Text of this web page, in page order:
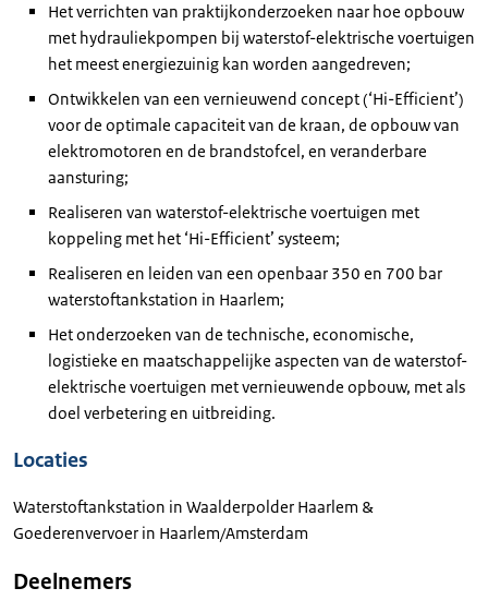
Het verrichten van praktijkonderzoeken naar hoe opbouw
met hydrauliekpompen bij waterstof-elektrische voertuigen
het meest energiezuinig kan worden aangedreven;
Ontwikkelen van een vernieuwend concept (‘Hi-Efficient’)
voor de optimale capaciteit van de kraan, de opbouw van
elektromotoren en de brandstofcel, en veranderbare
aansturing;
Realiseren van waterstof-elektrische voertuigen met
koppeling met het ‘Hi-Efficient’ systeem;
Realiseren en leiden van een openbaar 350 en 700 bar
waterstoftankstation in Haarlem;
Het onderzoeken van de technische, economische,
logistieke en maatschappelijke aspecten van de waterstof-
elektrische voertuigen met vernieuwende opbouw, met als
doel verbetering en uitbreiding.
Locaties
Waterstoftankstation in Waalderpolder Haarlem &
Goederenvervoer in Haarlem/Amsterdam
Deelnemers